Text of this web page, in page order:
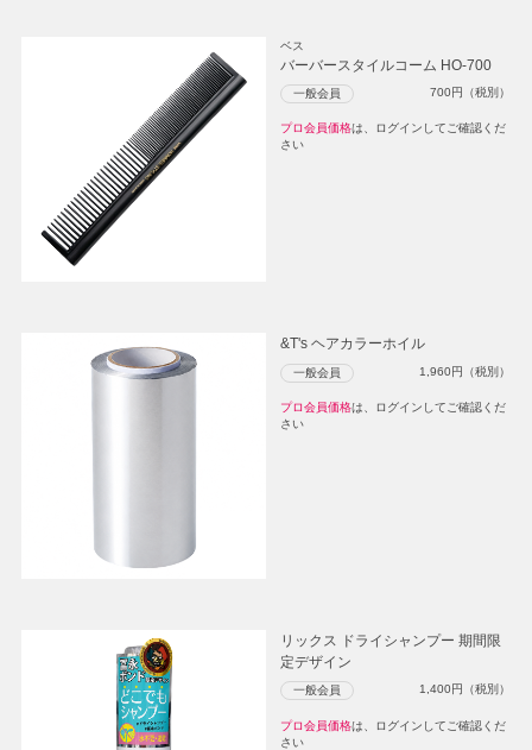
ベス
バーバースタイルコーム HO-700
一般会員 700円（税別）
プロ会員価格は、ログインしてご確認くだ
さい
&T's ヘアカラーホイル
一般会員 1,960円（税別）
プロ会員価格は、ログインしてご確認くだ
さい
リックス ドライシャンプー 期間限
定デザイン
一般会員 1,400円（税別）
プロ会員価格は、ログインしてご確認くだ
さい